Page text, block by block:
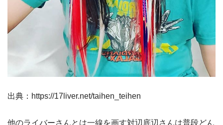
出典：https://17liver.net/taihen_teihen
他のライバーさんとは一線を画す対辺底辺さんは普段どん